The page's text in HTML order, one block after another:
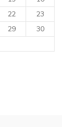
22
23
29
30